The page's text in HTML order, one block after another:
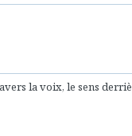
la voix, le sens